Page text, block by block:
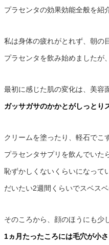
プラセンタの効果効能全般を紹
私は身体の疲れがとれず、朝の
プラセンタを飲み始めましたが
最初に感じた肌の変化は、美容
ガッサガサのかかとがしっとり
クリームを塗ったり、軽石でこ
プラセンタサプリを飲んでいた
恥ずかしくないくらいになって
だいたい2週間くらいでスベス
そのころから、顔のほうにも少
1ヵ月たったころには毛穴が小